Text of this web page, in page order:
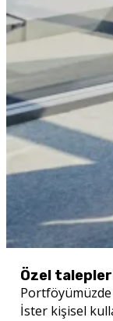
Özel
Portföyümüzde
İster kişisel